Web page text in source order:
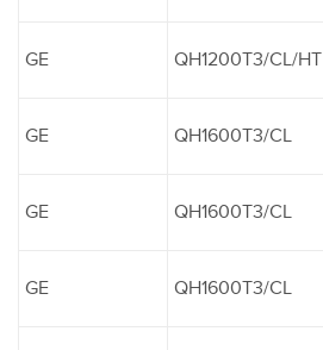
GE QH1200T3/CL/HT
GE QH1600T3/CL
GE QH1600T3/CL
GE QH1600T3/CL